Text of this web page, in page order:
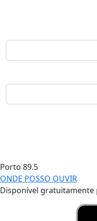
Porto 89.5
ONDE POSSO OUVIR
Disponível gratuitamente